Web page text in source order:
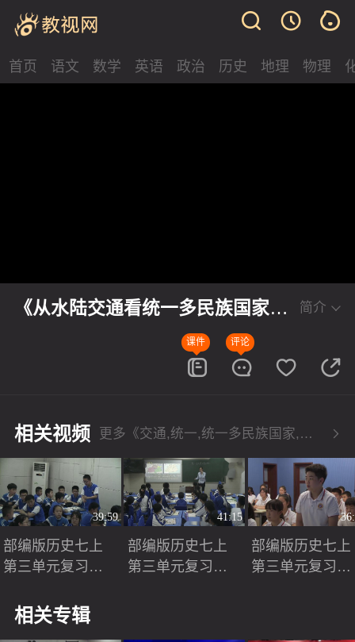
首页 语文 数学 英语 政治 历史 地理 物理
简介
《从水陆交通看统一多民族国家的
形成、巩固与发展》浙教版初中历
评论
课件
相关视频 更多《交通,统一,统一多民族国家,多民族》相关视频
39:59
部编版历史七上
第三单元复习课
家的建立和巩
固》优质课视频
41:15
部编版历史七上
第三单元复习课
部编版历史七上
第三单元复习课
相关专辑